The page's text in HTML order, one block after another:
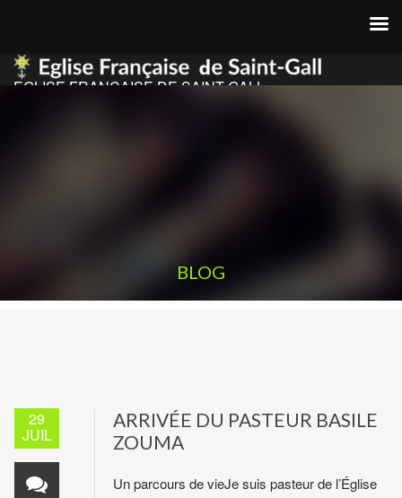
EGLISE FRANCAISE DE SAINT GALL
BLOG
29
JUIL
ARRIVÉE DU PASTEUR BASILE
ZOUMA
Un parcours de vieJe suis pasteur de l’Église